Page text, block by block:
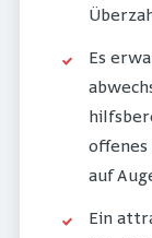
Es
auf
Ein